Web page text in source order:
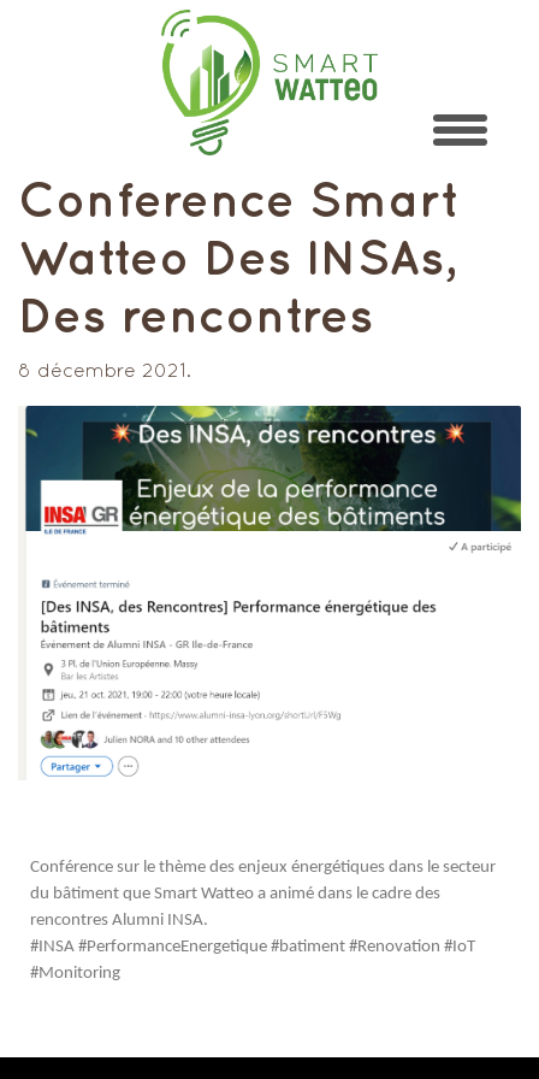
Conference Smart
Watteo Des INSAs,
Des rencontres
8 décembre 2021.
Conférence sur le thème des enjeux énergétiques dans le secteur
du bâtiment que Smart Watteo a animé dans le cadre des
rencontres Alumni INSA.
#INSA #PerformanceEnergetique #batiment #Renovation #IoT
#Monitoring